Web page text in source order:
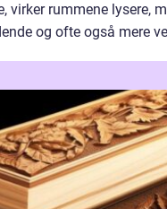
virker rummene lysere,
og ofte også mere